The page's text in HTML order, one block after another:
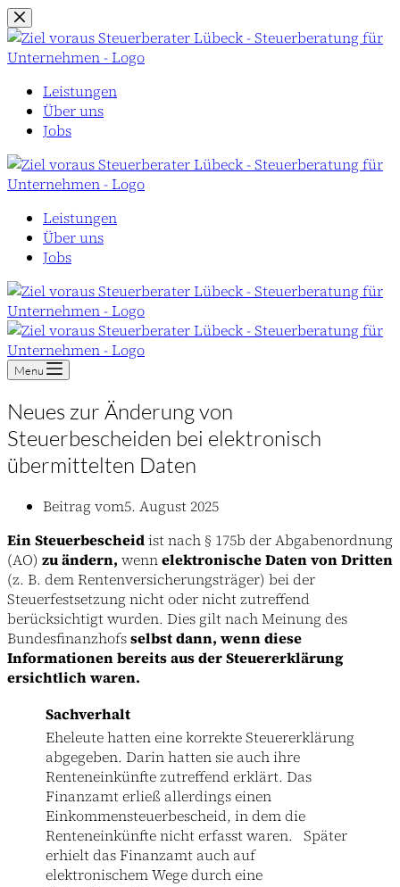
Zum
Inhalt
springen
Leistungen
Über uns
Jobs
Leistungen
Über uns
Jobs
Menu
Neues zur Änderung von
Steuerbescheiden bei elektronisch
übermittelten Daten
Beitrag vom5. August 2025
Ein Steuerbescheidist nach § 175b der Abgabenordnung
(AO) zu ändern, wennelektronische Daten von Dritten
(z. B. dem Rentenversicherungsträger) bei der
Steuerfestsetzung nicht oder nicht zutreffend
berücksichtigt wurden. Dies gilt nach Meinung des
Bundesfinanzhofsselbst dann, wenn diese
Informationen bereits aus der Steuererklärung
ersichtlich waren.
Sachverhalt
Eheleute hatten eine korrekte Steuererklärung
abgegeben. Darin hatten sie auch ihre
Renteneinkünfte zutreffend erklärt. Das
Finanzamt erließ allerdings einen
Einkommensteuerbescheid, in dem die
Renteneinkünfte nicht erfasst waren. Später
erhielt das Finanzamt auch auf
elektronischem Wege durch eine